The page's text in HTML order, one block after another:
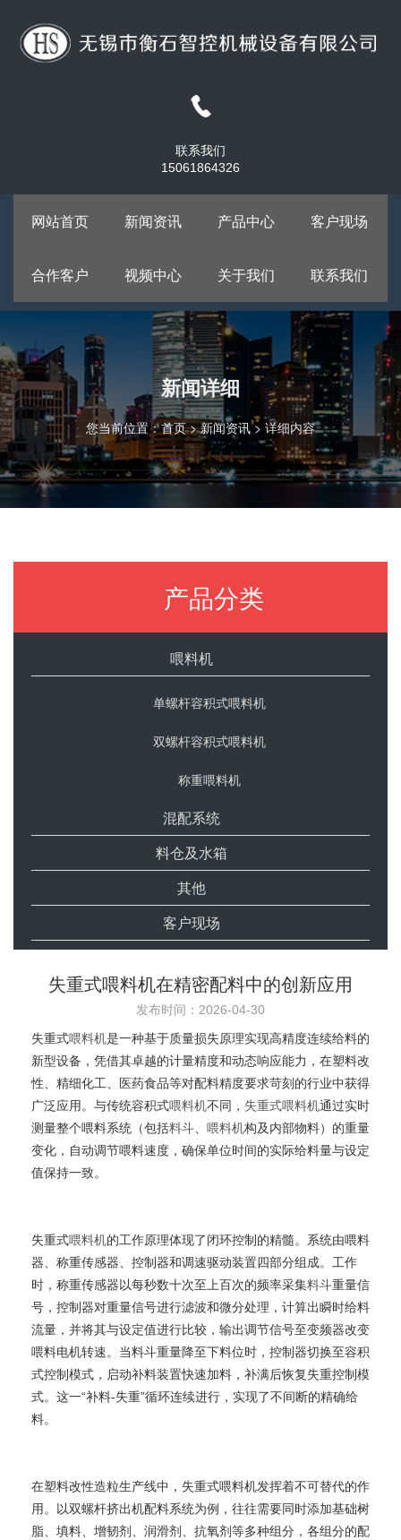
联系我们
15061864326
网站首页 新闻资讯 产品中心 客户现场
合作客户 视频中心 关于我们 联系我们
新闻详细
您当前位置：首页>新闻资讯> 详细内容
产品分类
喂料机
单螺杆容积式喂料机
双螺杆容积式喂料机
称重喂料机
混配系统
料仓及水箱
其他
客户现场
失重式喂料机在精密配料中的创新应用
发布时间：2026-04-30
失重式喂料机是一种基于质量损失原理实现高精度连续给料的
新型设备，凭借其卓越的计量精度和动态响应能力，在塑料改
性、精细化工、医药食品等对配料精度要求苛刻的行业中获得
广泛应用。与传统容积式喂料机不同， 失重式喂料机通过实时
测量整个喂料系统（包括料斗 喂料机构及内部物料）的重量
变化，自动调节喂料速度，确保单位时间的实际给料量与设定
值保持一致。
失重式喂料机的工作原理体现了闭环控制的精髓。系统由喂料
器、称重传感器、控制器和调速驱动装置四部分组成。工作
时，称重传感器以每秒数十次至上百次的频率采集料斗重量信
号，控制器对重量信号进行滤波和微分处理，计算出瞬时给料
流量，并将其与设定值进行比较，输出调节信号至变频器改变
喂料电机转速。当料斗重量降至下料位时，控制器切换至容积
式控制模式，启动补料装置快速加料，补满后恢复失重控制模
式。这一“补料-失重”循环连续进行，实现了不间断的精确给
料。
在塑料改性造粒生产线中，失重式喂料机发挥着不可替代的作
用。以双螺杆挤出机配料系统为例，往往需要同时添加基础树
脂、填料、增韧剂、润滑剂、抗氧剂等多种组分，各组分的配